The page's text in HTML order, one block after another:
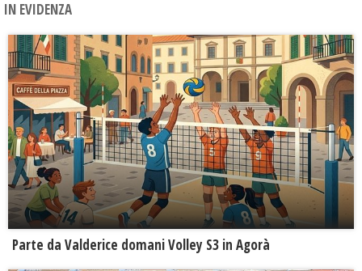
IN EVIDENZA
Parte da Valderice domani Volley S3 in Agorà